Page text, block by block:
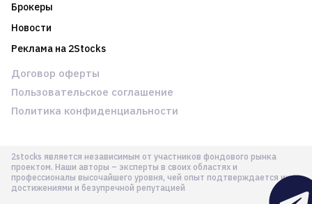
Брокеры
Новости
Реклама на 2Stocks
2stocks является независимым от участников фондового рынка
проектом. Наши авторы – эксперты в своих областях и
профессионалы высочайшего уровня, чей опыт подтверждается их
достижениями и безупречной репутацией
Договор оферты
Пользовательское соглашение
Политика конфиденциальности